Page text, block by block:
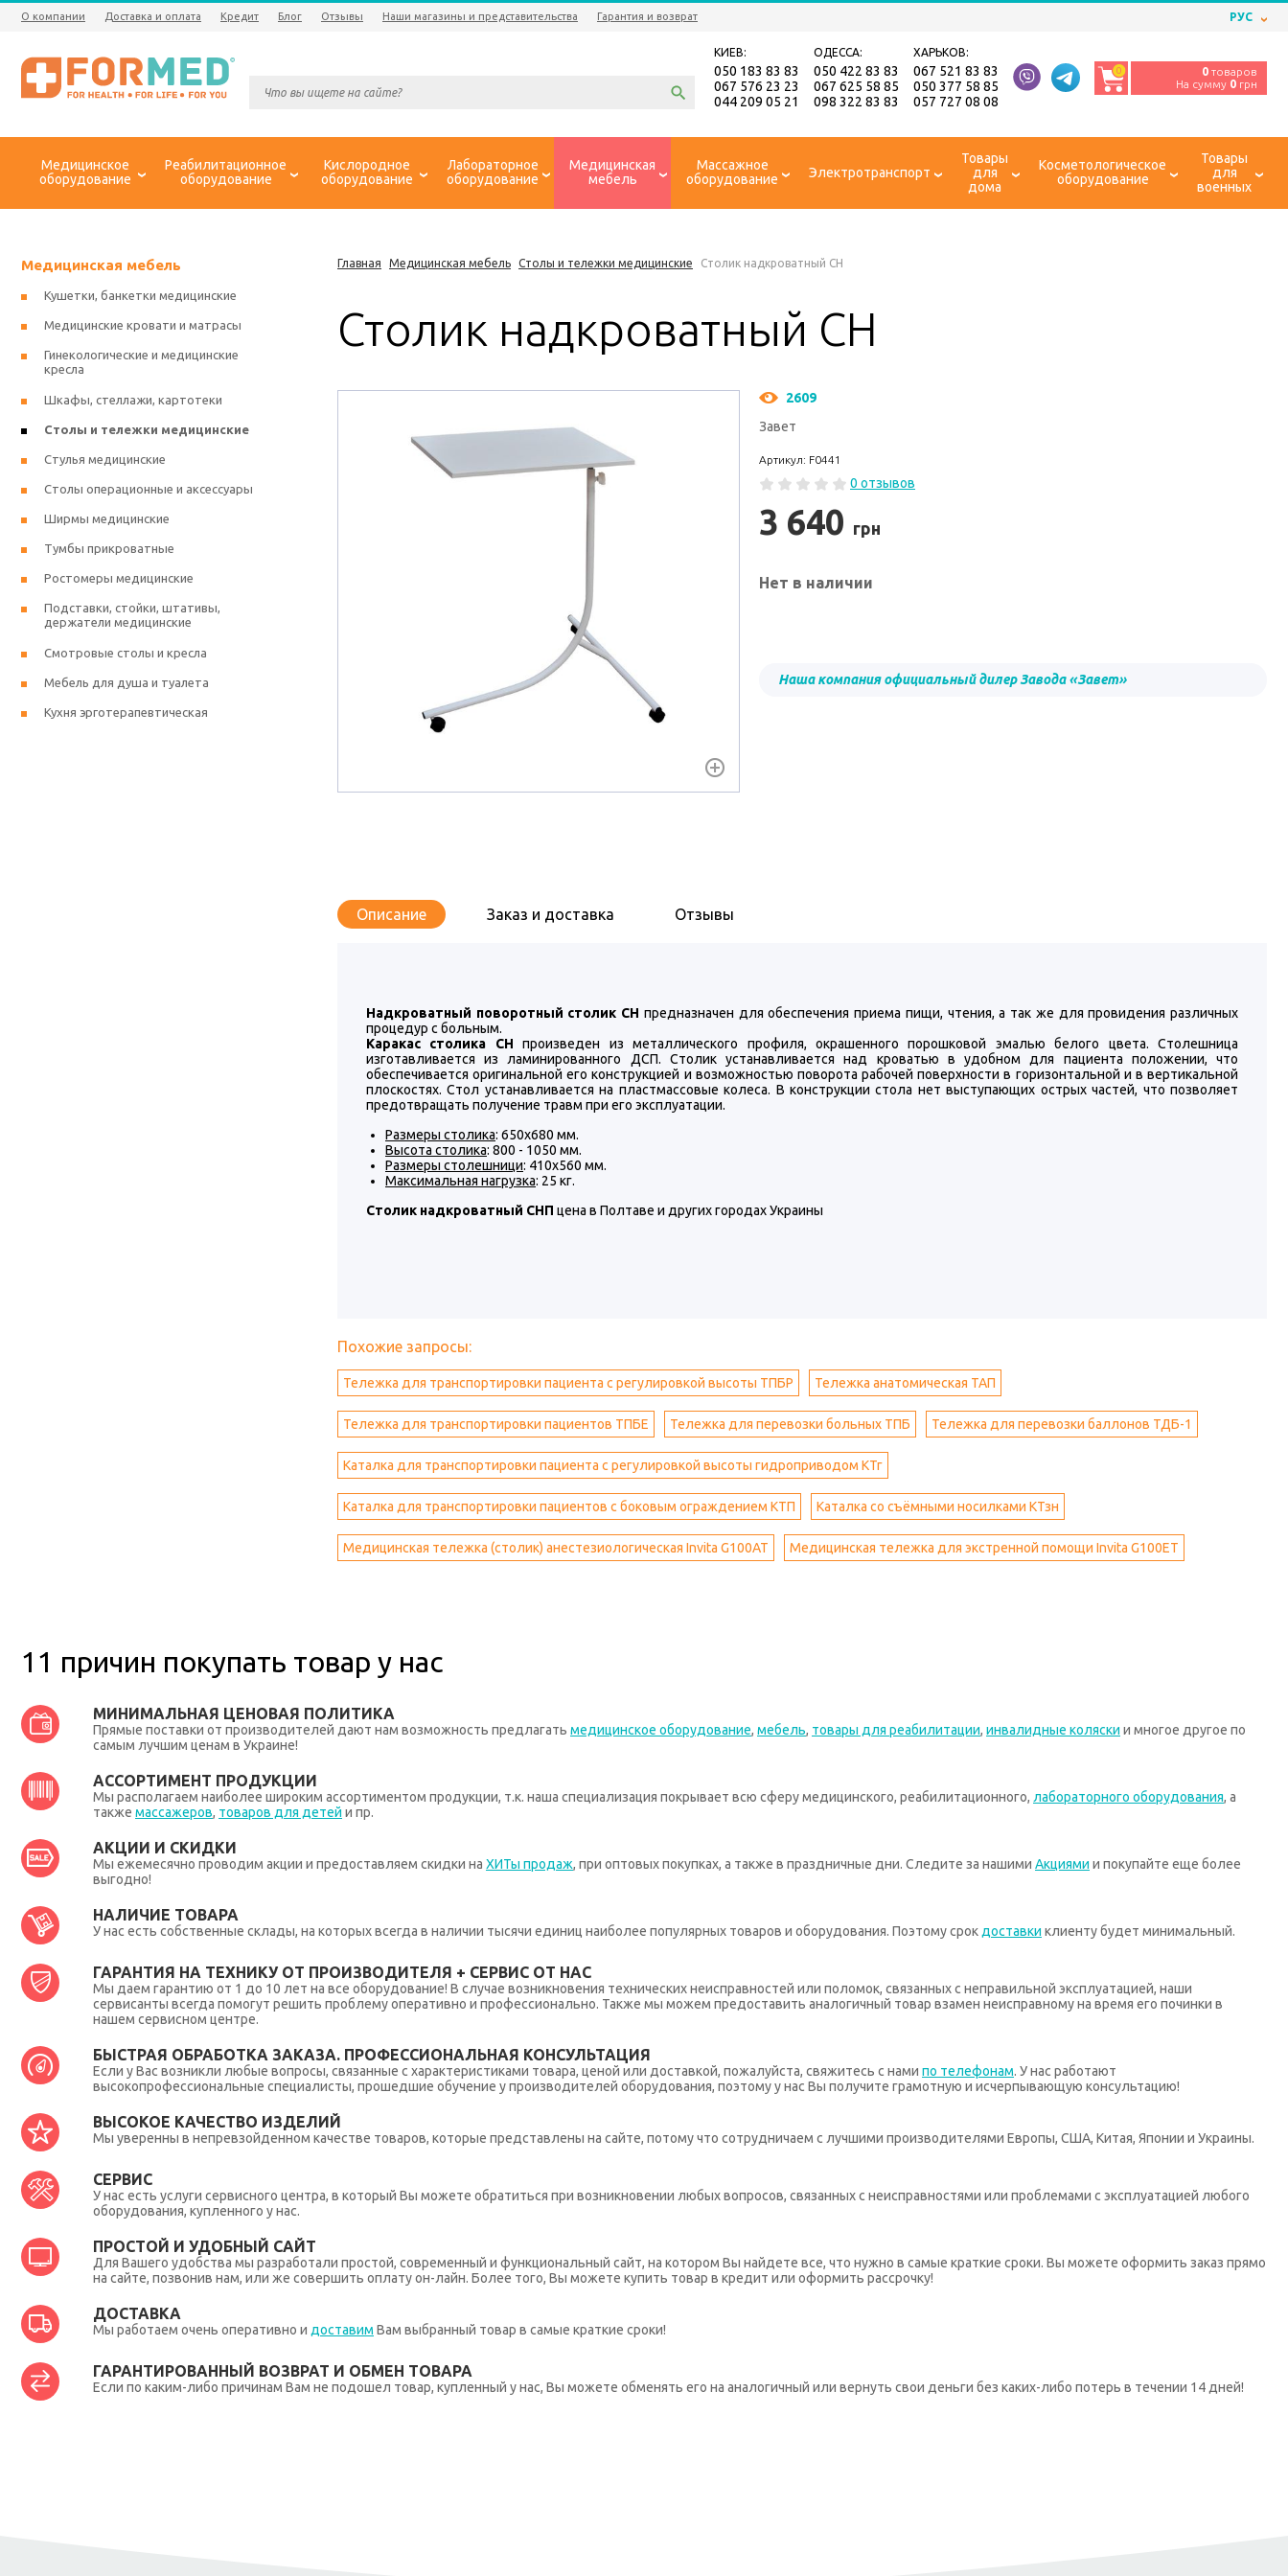
О компании Доставка и оплата Кредит Блог Отзывы Наши магазины и представительства Гарантия и возврат РУС
КИЕВ:
050 183 83 83
067 576 23 23
044 209 05 21
ОДЕССА:
050 422 83 83
067 625 58 85
098 322 83 83
ХАРЬКОВ:
067 521 83 83
050 377 58 85
057 727 08 08
0 0 товаров
На сумму 0 грн
Медицинское
оборудование
Реабилитационное
оборудование
Кислородное
оборудование
Лабораторное
оборудование
Медицинская
мебель
Массажное
оборудование
Электротранспорт
Товары
для
дома
Косметологическое
оборудование
Товары
для
военных
Главная Медицинская мебель Столы и тележки медицинские Столик надкроватный СН
Столик надкроватный СН
2609
Завет
Артикул: F0441
0 отзывов
3 640 грн
Нет в наличии
Наша компания официальный дилер Завода «Завет»
Описание Заказ и доставка Отзывы
Надкроватный поворотный столик СН предназначен для обеспечения приема пищи, чтения, а так же для провидения различных
процедур с больным.
Каракас столика СН произведен из металлического профиля, окрашенного порошковой эмалью белого цвета. Столешница
изготавливается из ламинированного ДСП. Столик устанавливается над кроватью в удобном для пациента положении, что
обеспечивается оригинальной его конструкцией и возможностью поворота рабочей поверхности в горизонтальной и в вертикальной
плоскостях. Стол устанавливается на пластмассовые колеса. В конструкции стола нет выступающих острых частей, что позволяет
предотвращать получение травм при его эксплуатации.
Размеры столика: 650х680 мм.
Высота столика: 800 - 1050 мм.
Размеры столешници: 410х560 мм.
Максимальная нагрузка: 25 кг.
Столик надкроватный СНП цена в Полтаве и других городах Украины
Похожие запросы:
Тележка для транспортировки пациента с регулировкой высоты ТПБР Тележка анатомическая ТАП
Тележка для транспортировки пациентов ТПБЕ Тележка для перевозки больных ТПБ Тележка для перевозки баллонов ТДБ-1
Каталка для транспортировки пациента с регулировкой высоты гидроприводом КТг
Каталка для транспортировки пациентов с боковым ограждением КТП Каталка со съёмными носилками КТзн
Медицинская тележка (столик) анестезиологическая Invita G100AT Медицинская тележка для экстренной помощи Invita G100ET
Медицинская мебель
Кушетки, банкетки медицинские
Медицинские кровати и матрасы
Гинекологические и медицинские
кресла
Шкафы, стеллажи, картотеки
Столы и тележки медицинские
Стулья медицинские
Столы операционные и аксессуары
Ширмы медицинские
Тумбы прикроватные
Ростомеры медицинские
Подставки, стойки, штативы,
держатели медицинские
Смотровые столы и кресла
Мебель для душа и туалета
Кухня эрготерапевтическая
11 причин покупать товар у нас
МИНИМАЛЬНАЯ ЦЕНОВАЯ ПОЛИТИКА
Прямые поставки от производителей дают нам возможность предлагать медицинское оборудование, мебель, товары для реабилитации, инвалидные коляски и многое другое по
самым лучшим ценам в Украине!
АССОРТИМЕНТ ПРОДУКЦИИ
Мы располагаем наиболее широким ассортиментом продукции, т.к. наша специализация покрывает всю сферу медицинского, реабилитационного, лабораторного оборудования, а
также массажеров, товаров для детей и пр.
АКЦИИ И СКИДКИ
Мы ежемесячно проводим акции и предоставляем скидки на ХИТы продаж, при оптовых покупках, а также в праздничные дни. Следите за нашими Акциями и покупайте еще более
выгодно!
НАЛИЧИЕ ТОВАРА
У нас есть собственные склады, на которых всегда в наличии тысячи единиц наиболее популярных товаров и оборудования. Поэтому срок доставки клиенту будет минимальный.
ГАРАНТИЯ НА ТЕХНИКУ ОТ ПРОИЗВОДИТЕЛЯ + СЕРВИС ОТ НАС
Мы даем гарантию от 1 до 10 лет на все оборудование! В случае возникновения технических неисправностей или поломок, связанных с неправильной эксплуатацией, наши
сервисанты всегда помогут решить проблему оперативно и профессионально. Также мы можем предоставить аналогичный товар взамен неисправному на время его починки в
нашем сервисном центре.
БЫСТРАЯ ОБРАБОТКА ЗАКАЗА. ПРОФЕССИОНАЛЬНАЯ КОНСУЛЬТАЦИЯ
Если у Вас возникли любые вопросы, связанные с характеристиками товара, ценой или доставкой, пожалуйста, свяжитесь с нами по телефонам. У нас работают
высокопрофессиональные специалисты, прошедшие обучение у производителей оборудования, поэтому у нас Вы получите грамотную и исчерпывающую консультацию!
ВЫСОКОЕ КАЧЕСТВО ИЗДЕЛИЙ
Мы уверенны в непревзойденном качестве товаров, которые представлены на сайте, потому что сотрудничаем с лучшими производителями Европы, США, Китая, Японии и Украины.
СЕРВИС
У нас есть услуги сервисного центра, в который Вы можете обратиться при возникновении любых вопросов, связанных с неисправностями или проблемами с эксплуатацией любого
оборудования, купленного у нас.
ПРОСТОЙ И УДОБНЫЙ САЙТ
Для Вашего удобства мы разработали простой, современный и функциональный сайт, на котором Вы найдете все, что нужно в самые краткие сроки. Вы можете оформить заказ прямо
на сайте, позвонив нам, или же совершить оплату он-лайн. Более того, Вы можете купить товар в кредит или оформить рассрочку!
ДОСТАВКА
Мы работаем очень оперативно и доставим Вам выбранный товар в самые краткие сроки!
ГАРАНТИРОВАННЫЙ ВОЗВРАТ И ОБМЕН ТОВАРА
Если по каким-либо причинам Вам не подошел товар, купленный у нас, Вы можете обменять его на аналогичный или вернуть свои деньги без каких-либо потерь в течении 14 дней!